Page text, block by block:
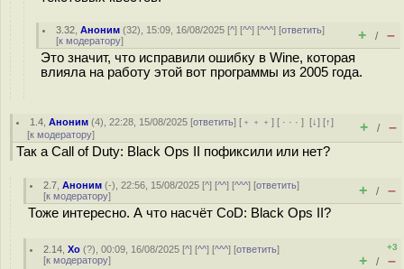
3.32 ,Аноним (32), 15:09, 16/08/2025 [^] [^^] [^^^] [ответить]
[к модератору] + / –
Это значит, что исправили ошибку в Wine, которая
влияла на работу этой вот программы из 2005 года.
1.4 ,Аноним (4), 22:28, 15/08/2025 [ответить] [ ﹢﹢﹢] [ · · ·][↓] [↑]
[к модератору] + / –
Так а Call of Duty: Black Ops II пофиксили или нет?
2.7 ,Аноним (-), 22:56, 15/08/2025 [^] [^^] [^^^] [ответить]
[к модератору] + / –
Тоже интересно. А что насчёт CoD: Black Ops II?
2.14 ,Xo (?), 00:09, 16/08/2025 [^] [^^] [^^^] [ответить]
[к модератору]
+3
+ / –